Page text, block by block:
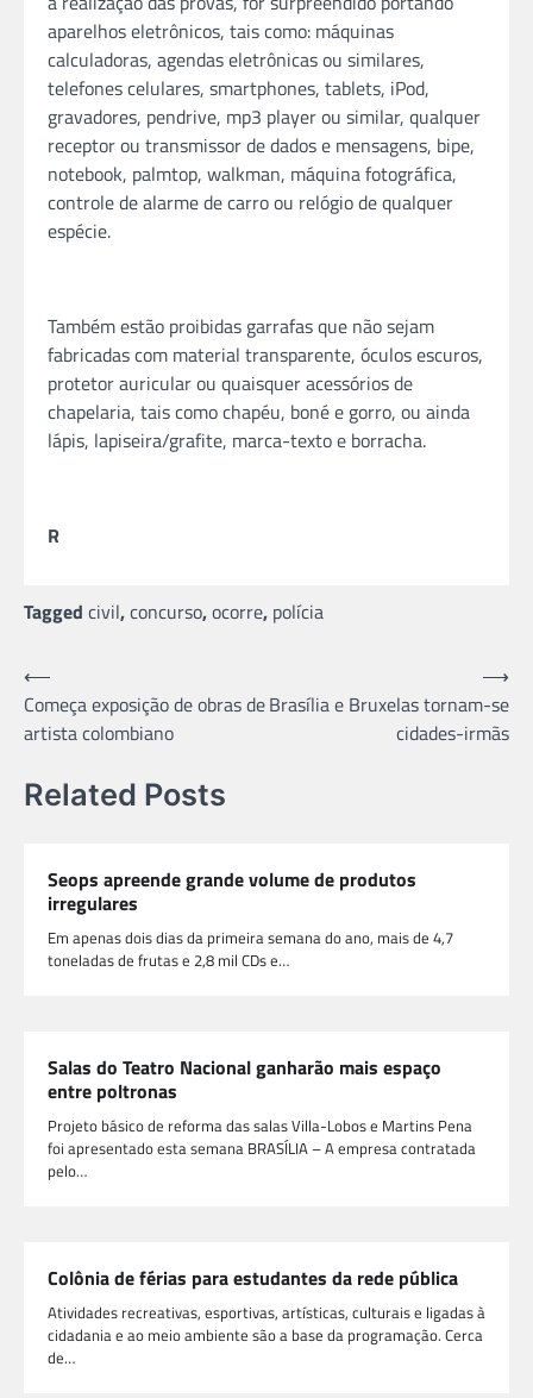
aparelhos eletrônicos, tais como: máquinas
calculadoras, agendas eletrônicas ou similares,
telefones celulares, smartphones, tablets, iPod,
gravadores, pendrive, mp3 player ou similar, qualquer
receptor ou transmissor de dados e mensagens, bipe,
notebook, palmtop, walkman, máquina fotográfica,
controle de alarme de carro ou relógio de qualquer
espécie.
Também estão proibidas garrafas que não sejam
fabricadas com material transparente, óculos escuros,
protetor auricular ou quaisquer acessórios de
chapelaria, tais como chapéu, boné e gorro, ou ainda
lápis, lapiseira/grafite, marca-texto e borracha.
R
Tagged civil,concurso,ocorre, polícia
Navegação
de
Post
⟵
Começa exposição de obras de
artista colombiano
Brasília e Bruxelas tornam-se
cidades-irmãs
⟶
Related Posts
Seops apreende grande volume de produtos
irregulares
Em apenas dois dias da primeira semana do ano, mais de 4,7
toneladas de frutas e 2,8 mil CDs e…
Salas do Teatro Nacional ganharão mais espaço
entre poltronas
Projeto básico de reforma das salas Villa-Lobos e Martins Pena
foi apresentado esta semana BRASÍLIA – A empresa contratada
pelo…
Colônia de férias para estudantes da rede pública
Atividades recreativas, esportivas, artísticas, culturais e ligadas à
cidadania e ao meio ambiente são a base da programação. Cerca
de…